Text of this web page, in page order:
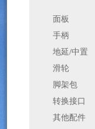
面板
手柄
地延/中置
滑轮
脚架包
转换接口
其他配件